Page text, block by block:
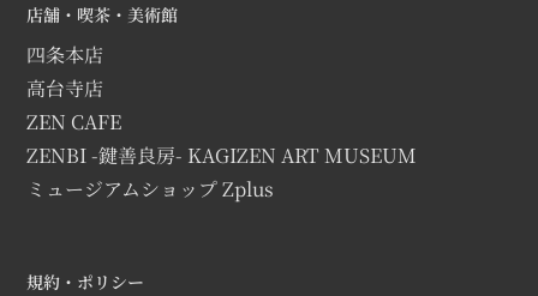
店舗・喫茶・美術館
四条本店
高台寺店
ZEN CAFE
ZENBI -鍵善良房- KAGIZEN ART MUSEUM
ミュージアムショップ Zplus
規約・ポリシー